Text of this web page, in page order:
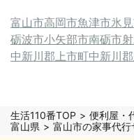
富山市高岡市魚津市氷
砺波市小矢部市南砺市
中新川郡上市町中新川
生活110番TOP 便利屋・
富山県
富山市の家事代